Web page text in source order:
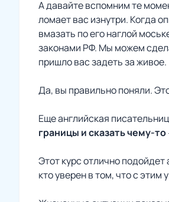
А давайте вспомним те
ломает вас изнутри. Когда
вмазать по его наглой
законами РФ. Мы можем
пришло вас задеть за живое.
Да, вы правильно поняли.
Еще английская
границы и сказать чему-то
Этот курс отлично
кто уверен в том, что с этим